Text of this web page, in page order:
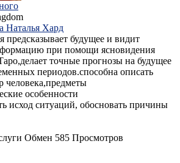
Наталья Хард
предсказывает будущее и видит
при помощи ясновидения
точные прогнозы на будущее
периодов.способна описать
человека,предметы
особенности
исход ситуаций, обосновать причины
Обмен 585 Просмотров